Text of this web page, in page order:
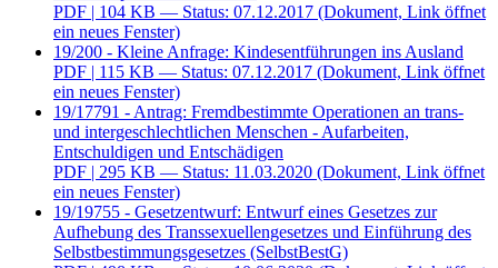
PDF | 104 KB — Status: 07.12.2017 (Dokument, Link öffnet
ein neues Fenster)
19/200 - Kleine Anfrage: Kindesentführungen ins Ausland
PDF | 115 KB — Status: 07.12.2017 (Dokument, Link öffnet
ein neues Fenster)
19/17791 - Antrag: Fremdbestimmte Operationen an trans-
und intergeschlechtlichen Menschen - Aufarbeiten,
Entschuldigen und Entschädigen
PDF | 295 KB — Status: 11.03.2020 (Dokument, Link öffnet
ein neues Fenster)
19/19755 - Gesetzentwurf: Entwurf eines Gesetzes zur
Aufhebung des Transsexuellengesetzes und Einführung des
Selbstbestimmungsgesetzes (SelbstBestG)